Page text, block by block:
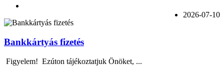
2026-07-10
Bankkártyás fizetés
Figyelem! Ezúton tájékoztatjuk Önöket, ...